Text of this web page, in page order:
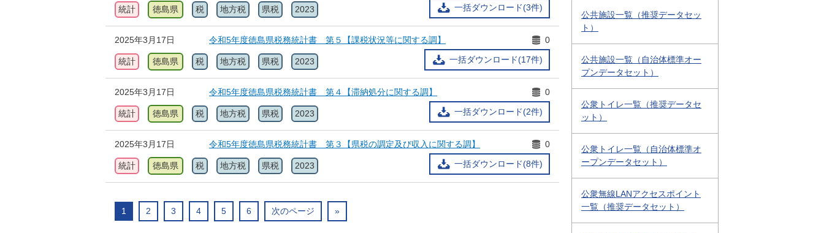
一括ダウンロード(3件)
統計 徳島県 税 地方税 県税 2023
2025年3月17日
令和5年度徳島県税務統計書 第５【課税状況等に関する調】
一括ダウンロード(17件)
0
統計 徳島県 税 地方税 県税 2023
2025年3月17日
令和5年度徳島県税務統計書 第４【滞納処分に関する調】
一括ダウンロード(2件)
0
統計 徳島県 税 地方税 県税 2023
2025年3月17日
令和5年度徳島県税務統計書 第３【県税の調定及び収入に関する調】
一括ダウンロード(8件)
0
統計 徳島県 税 地方税 県税 2023
1 2 3 4 5 6 次のページ »
公共施設一覧（推奨データセッ
ト）
公共施設一覧（自治体標準オー
プンデータセット）
公衆トイレ一覧（推奨データセ
ット）
公衆トイレ一覧（自治体標準オ
ープンデータセット）
公衆無線LANアクセスポイント
一覧（推奨データセット）